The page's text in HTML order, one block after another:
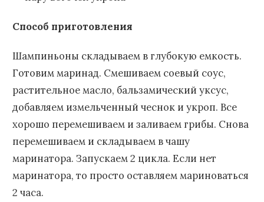
Способ приготовления
Шампиньоны складываем в глубокую емкость.
Готовим маринад. Смешиваем соевый соус,
растительное масло, бальзамический уксус,
добавляем измельченный чеснок и укроп. Все
хорошо перемешиваем и заливаем грибы. Снова
перемешиваем и складываем в чашу
маринатора. Запускаем 2 цикла. Если нет
маринатора, то просто оставляем мариноваться
2 часа.